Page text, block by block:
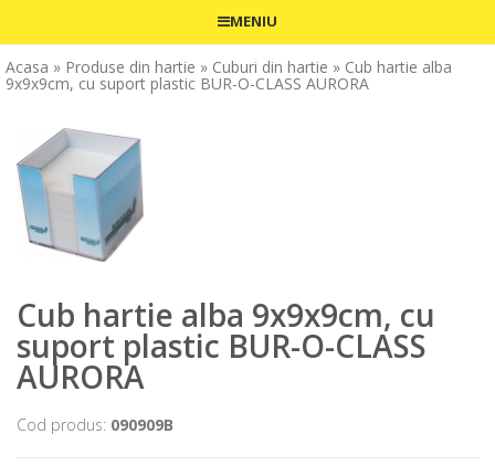
MENIU
Acasa » Produse din hartie » Cuburi din hartie » Cub hartie alba
9x9x9cm, cu suport plastic BUR-O-CLASS AURORA
Cub hartie alba 9x9x9cm, cu
suport plastic BUR-O-CLASS
AURORA
Cod produs: 090909B